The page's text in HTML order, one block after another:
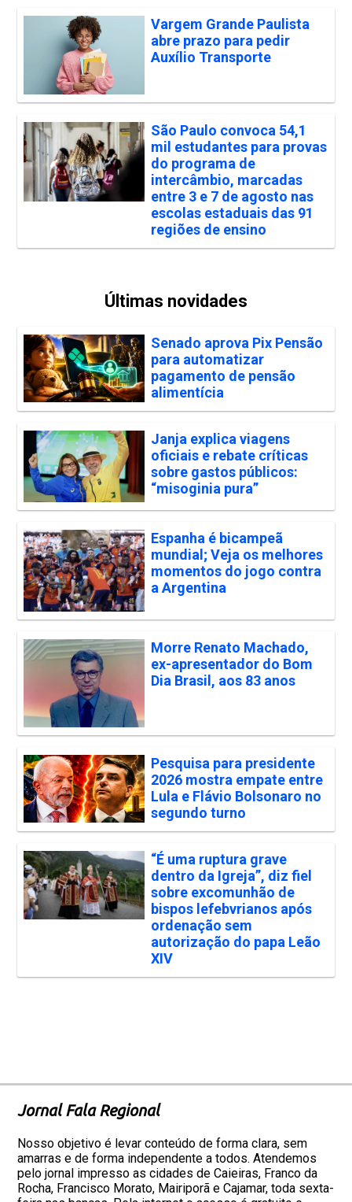
Vargem Grande Paulista
abre prazo para pedir
Auxílio Transporte
São Paulo convoca 54,1
mil estudantes para provas
do programa de
intercâmbio, marcadas
entre 3 e 7 de agosto nas
escolas estaduais das 91
regiões de ensino
Últimas novidades
Senado aprova Pix Pensão
para automatizar
pagamento de pensão
alimentícia
Janja explica viagens
oficiais e rebate críticas
sobre gastos públicos:
“misoginia pura”
Espanha é bicampeã
mundial; Veja os melhores
momentos do jogo contra
a Argentina
Morre Renato Machado,
ex-apresentador do Bom
Dia Brasil, aos 83 anos
Pesquisa para presidente
2026 mostra empate entre
Lula e Flávio Bolsonaro no
segundo turno
“É uma ruptura grave
dentro da Igreja”, diz fiel
sobre excomunhão de
bispos lefebvrianos após
ordenação sem
autorização do papa Leão
XIV
Jornal Fala Regional
Nosso objetivo é levar conteúdo de forma clara, sem
amarras e de forma independente a todos. Atendemos
pelo jornal impresso as cidades de Caieiras, Franco da
Rocha, Francisco Morato, Mairiporã e Cajamar, toda sexta-